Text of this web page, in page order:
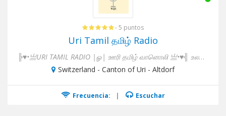
- 5 puntos
Uri Tamil தமிழ் Radio
╠♥•亗URI TAMIL RADIO |ௐ| ஊரி தமிழ் வானொலி 亗•♥╣ உலகத் தமி...
Switzerland - Canton of Uri - Altdorf
Frecuencia: | Escuchar